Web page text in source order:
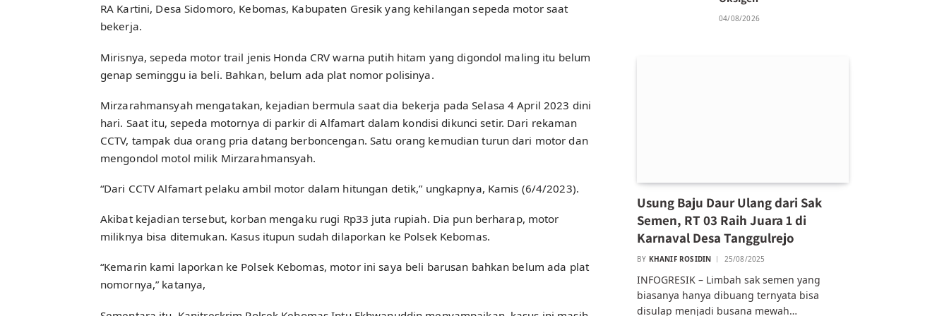
RA Kartini, Desa Sidomoro, Kebomas, Kabupaten Gresik yang kehilangan sepeda motor saat
bekerja.
Mirisnya, sepeda motor trail jenis Honda CRV warna putih hitam yang digondol maling itu belum
genap seminggu ia beli. Bahkan, belum ada plat nomor polisinya.
Mirzarahmansyah mengatakan, kejadian bermula saat dia bekerja pada Selasa 4 April 2023 dini
hari. Saat itu, sepeda motornya di parkir di Alfamart dalam kondisi dikunci setir. Dari rekaman
CCTV, tampak dua orang pria datang berboncengan. Satu orang kemudian turun dari motor dan
mengondol motol milik Mirzarahmansyah.
“Dari CCTV Alfamart pelaku ambil motor dalam hitungan detik,” ungkapnya, Kamis (6/4/2023).
Akibat kejadian tersebut, korban mengaku rugi Rp33 juta rupiah. Dia pun berharap, motor
miliknya bisa ditemukan. Kasus itupun sudah dilaporkan ke Polsek Kebomas.
“Kemarin kami laporkan ke Polsek Kebomas, motor ini saya beli barusan bahkan belum ada plat
nomornya,” katanya,
04/08/2026
Usung Baju Daur Ulang dari Sak
Semen, RT 03 Raih Juara 1 di
Karnaval Desa Tanggulrejo
BY KHANIF ROSIDIN 25/08/2025
INFOGRESIK – Limbah sak semen yang
biasanya hanya dibuang ternyata bisa
disulap menjadi busana mewah…